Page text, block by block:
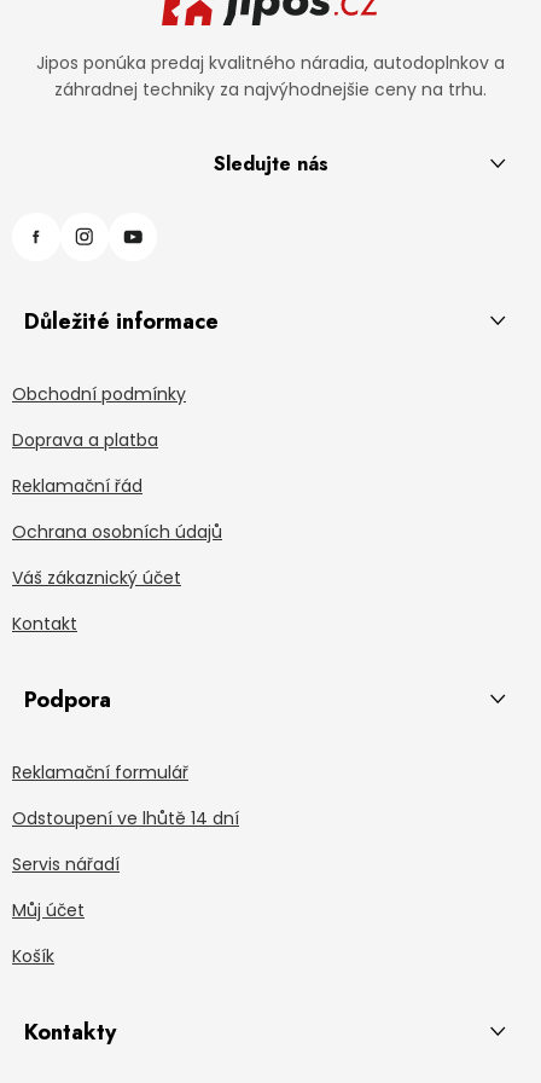
Jipos ponúka predaj kvalitného náradia, autodoplnkov a
záhradnej techniky za najvýhodnejšie ceny na trhu.
Sledujte nás
Důležité informace
Obchodní podmínky
Doprava a platba
Reklamační řád
Ochrana osobních údajů
Váš zákaznický účet
Kontakt
Podpora
Reklamační formulář
Odstoupení ve lhůtě 14 dní
Servis nářadí
Můj účet
Košík
Kontakty